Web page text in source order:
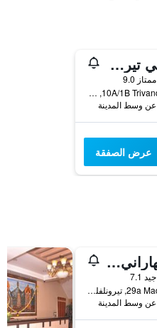
ريجينسي تيرونيلفيلي باي جي آر تي هوتلز
ممتاز 9.0
10A/1B Trivandrum Road, تيرونلفلي, الهند
عرض الصفقة
سري بهاراني هوتلز
جيد 7.1
29a Madurai Road, تيرونلفلي, الهند